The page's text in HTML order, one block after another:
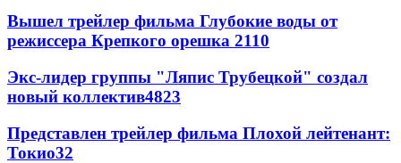
Вышел трейлер фильма Глубокие воды от
режиссера Крепкого орешка 2110
Экс-лидер группы "Ляпис Трубецкой" создал
новый коллектив4823
Представлен трейлер фильма Плохой лейтенант:
Токио32